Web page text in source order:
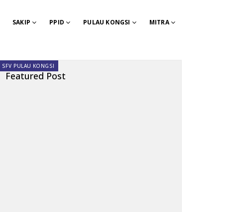
SAKIP PPID PULAU KONGSI MITRA
Featured Post
SFV PULAU KONGSI